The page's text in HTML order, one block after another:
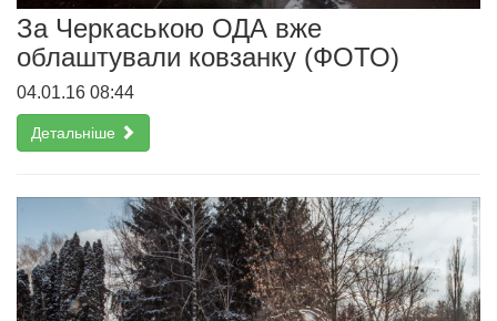
За Черкаською ОДА вже
облаштували ковзанку (ФОТО)
04.01.16 08:44
Детальніше